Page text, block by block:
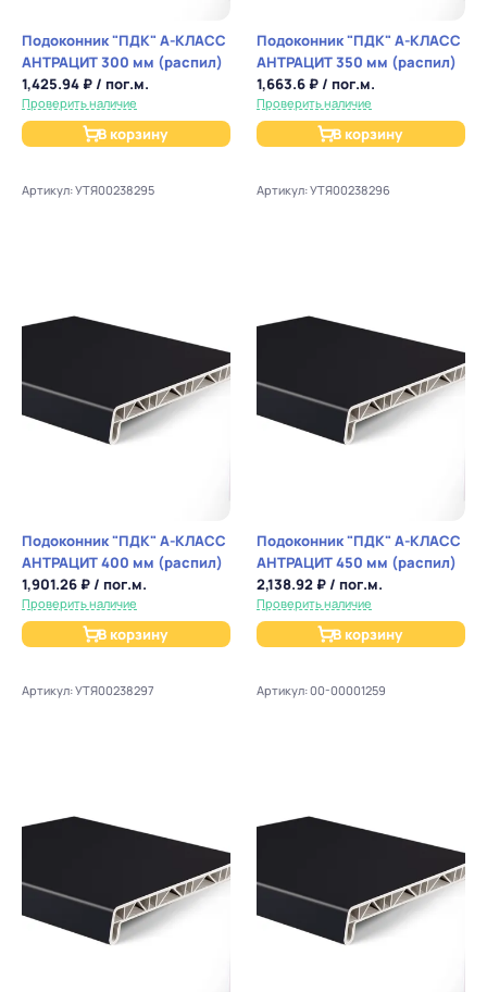
Подоконник "ПДК" А-КЛАСС
АНТРАЦИТ 300 мм (распил)
1,425.94 ₽ / пог.м.
Проверить наличие
В корзину
Подоконник "ПДК" А-КЛАСС
АНТРАЦИТ 350 мм (распил)
1,663.6 ₽ / пог.м.
Проверить наличие
В корзину
Артикул: УТЯ00238295
Подоконник "ПДК" А-КЛАСС
АНТРАЦИТ 400 мм (распил)
1,901.26 ₽ / пог.м.
Проверить наличие
В корзину
Артикул: УТЯ00238296
Подоконник "ПДК" А-КЛАСС
АНТРАЦИТ 450 мм (распил)
2,138.92 ₽ / пог.м.
Проверить наличие
В корзину
Артикул: УТЯ00238297 Артикул: 00-00001259